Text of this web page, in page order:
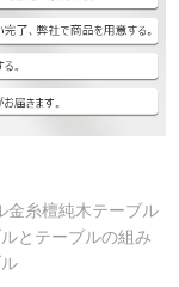
金糸檀純木テーブル
とテーブルの組み